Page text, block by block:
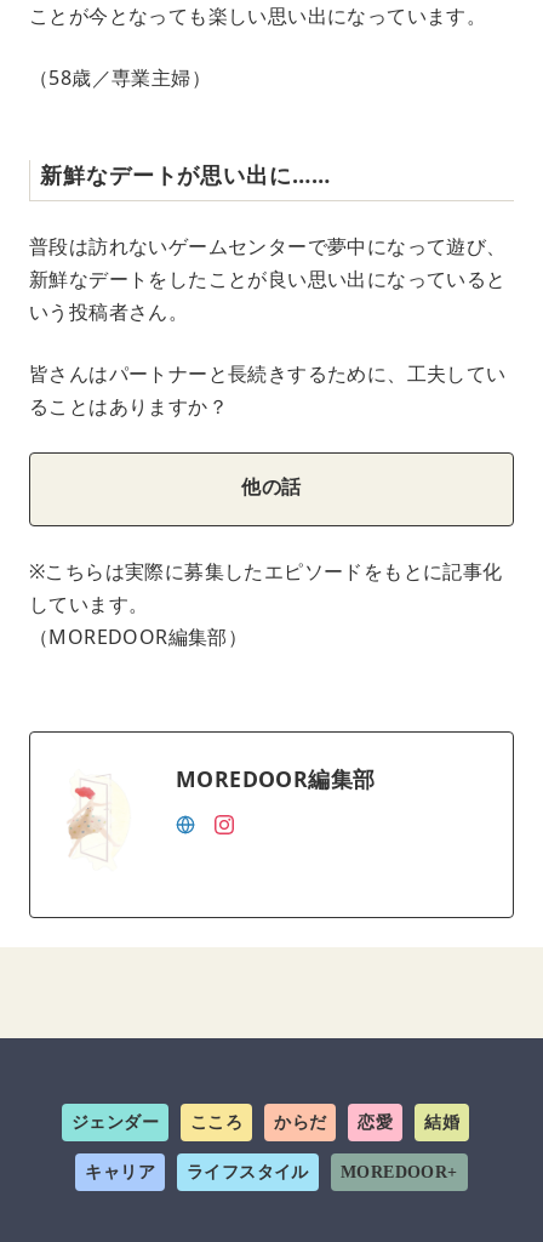
ことが今となっても楽しい思い出になっています。
（58歳／専業主婦）
新鮮なデートが思い出に……
普段は訪れないゲームセンターで夢中になって遊び、
新鮮なデートをしたことが良い思い出になっていると
いう投稿者さん。
皆さんはパートナーと長続きするために、工夫してい
ることはありますか？
他の話
※こちらは実際に募集したエピソードをもとに記事化
しています。
（MOREDOOR編集部）
MOREDOOR編集部
ジェンダー こころ からだ 恋愛 結婚
キャリア ライフスタイル MOREDOOR+